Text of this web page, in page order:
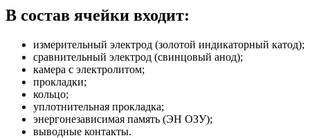
В состав ячейки входит:
измерительный электрод (золотой индикаторный катод);
сравнительный электрод (свинцовый анод);
камера с электролитом;
прокладки;
кольцо;
уплотнительная прокладка;
энергонезависимая память (ЭН ОЗУ);
выводные контакты.